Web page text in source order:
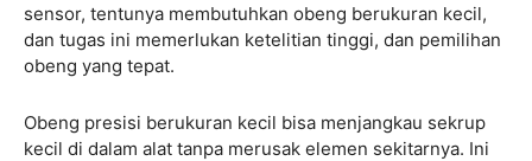
sensor, tentunya membutuhkan obeng berukuran kecil,
dan tugas ini memerlukan ketelitian tinggi, dan pemilihan
obeng yang tepat.
Obeng presisi berukuran kecil bisa menjangkau sekrup
kecil di dalam alat tanpa merusak elemen sekitarnya. Ini